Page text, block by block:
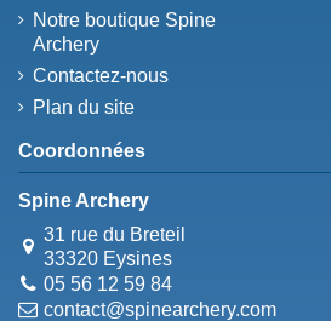
Notre boutique Spine
Archery
Contactez-nous
Plan du site
Coordonnées
Spine Archery
31 rue du Breteil
33320 Eysines
05 56 12 59 84
contact@spinearchery.com